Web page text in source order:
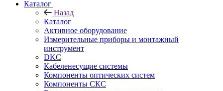
Каталог
Назад
Каталог
Активное оборудование
Измерительные приборы и монтажный
инструмент
DKC
Кабеленесущие системы
Компоненты оптических систем
Компоненты СКС